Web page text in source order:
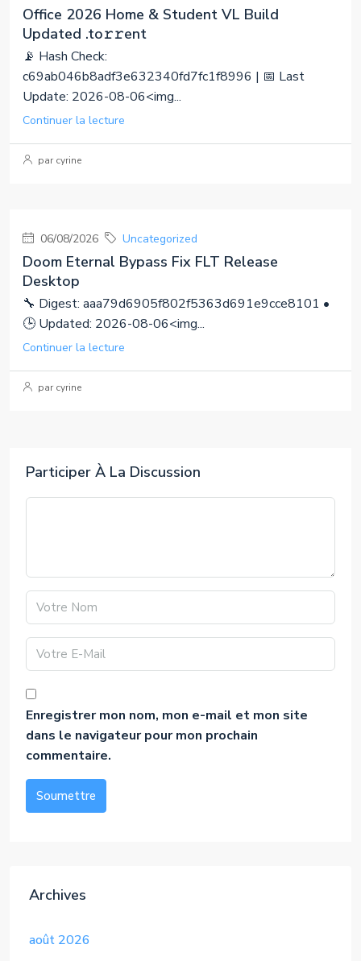
Office 2026 Home & Student VL Build
Updated .tо𝚛𝚛еnt
📡 Hash Check:
c69ab046b8adf3e632340fd7fc1f8996 | 📅 Last
Update: 2026-08-06<img...
Continuer la lecture
par cyrine
06/08/2026 Uncategorized
Doom Eternal Bypass Fix FLT Release
Desktop
🔧 Digest: aaa79d6905f802f5363d691e9cce8101 •
🕒 Updated: 2026-08-06<img...
Continuer la lecture
par cyrine
Participer À La Discussion
Enregistrer mon nom, mon e-mail et mon site
dans le navigateur pour mon prochain
commentaire.
Soumettre
Archives
août 2026